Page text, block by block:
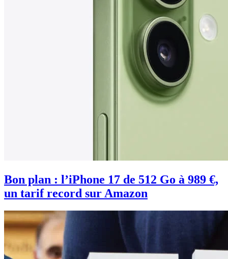
Bon plan : l’iPhone 17 de 512 Go à 989 €,
un tarif record sur Amazon